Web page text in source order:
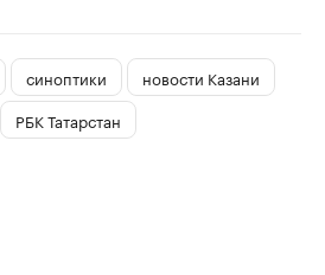
синоптики
новости Казани
РБК Татарстан